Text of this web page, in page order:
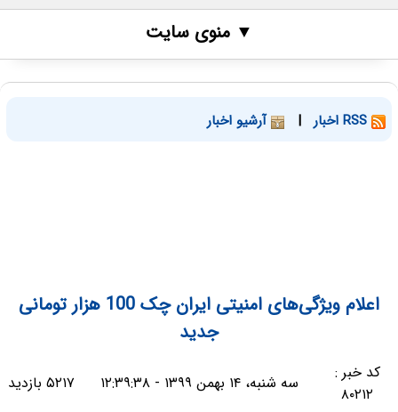
▼ منوی سایت
| آرشیو اخبار
اعلام ویژگی‌های امنیتی ایران ‌چک‌ 100 هزار تومانی
جدید
کد خبر :
۸۰۲۱۲
سه شنبه، ۱۴ بهمن ۱۳۹۹ - ۱۲:۳۹:۳۸ ۵۲۱۷ بازدید